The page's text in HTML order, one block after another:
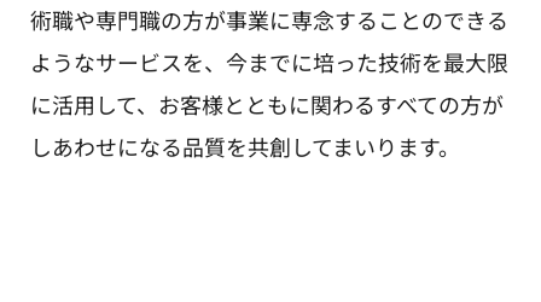
術職や専門職の方が事業に専念することのできる
ようなサービスを、今までに培った技術を最大限
に活用して、お客様とともに関わるすべての方が
しあわせになる品質を共創してまいります。